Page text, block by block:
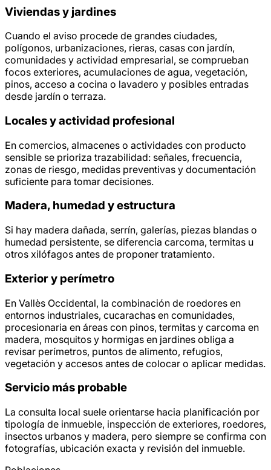
Viviendas y jardines
Cuando el aviso procede de grandes ciudades,
polígonos, urbanizaciones, rieras, casas con jardín,
comunidades y actividad empresarial, se comprueban
focos exteriores, acumulaciones de agua, vegetación,
pinos, acceso a cocina o lavadero y posibles entradas
desde jardín o terraza.
Locales y actividad profesional
En comercios, almacenes o actividades con producto
sensible se prioriza trazabilidad: señales, frecuencia,
zonas de riesgo, medidas preventivas y documentación
suficiente para tomar decisiones.
Madera, humedad y estructura
Si hay madera dañada, serrín, galerías, piezas blandas o
humedad persistente, se diferencia carcoma, termitas u
otros xilófagos antes de proponer tratamiento.
Exterior y perímetro
En Vallès Occidental, la combinación de roedores en
entornos industriales, cucarachas en comunidades,
procesionaria en áreas con pinos, termitas y carcoma en
madera, mosquitos y hormigas en jardines obliga a
revisar perímetros, puntos de alimento, refugios,
vegetación y accesos antes de colocar o aplicar medidas.
Servicio más probable
La consulta local suele orientarse hacia planificación por
tipología de inmueble, inspección de exteriores, roedores,
insectos urbanos y madera, pero siempre se confirma con
fotografías, ubicación exacta y revisión del inmueble.